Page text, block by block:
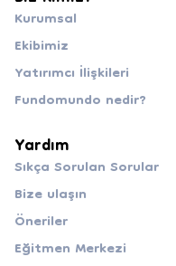
Kurumsal
Ekibimiz
Yatırımcı İlişkileri
Fundomundo nedir?
Yardım
Sıkça Sorulan Sorular
Bize ulaşın
Öneriler
Eğitmen Merkezi